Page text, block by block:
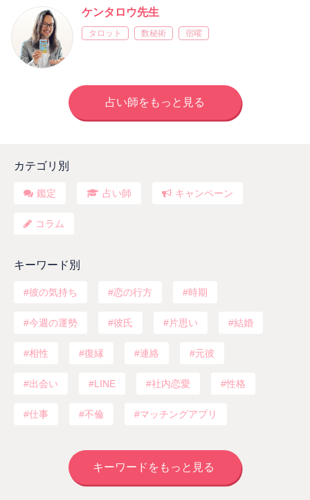
ケンタロウ先生
タロット 数秘術 宿曜
占い師をもっと見る
カテゴリ別
鑑定 占い師 キャンペーン
コラム
キーワード別
彼の気持ち 恋の行方 時期
今週の運勢 彼氏 片思い 結婚
相性 復縁 連絡 元彼
出会い LINE 社内恋愛 性格
仕事 不倫 マッチングアプリ
キーワードをもっと見る